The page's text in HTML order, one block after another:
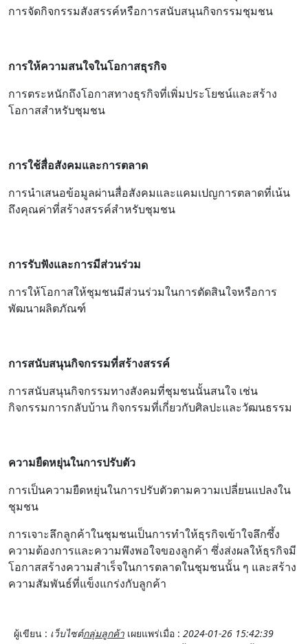
การจัดกิจกรรมสังสรรค์หรือการสนับสนุนกิจกรรมชุมชน
การให้ความสนใจในโอกาสธุรกิจ
การตระหนักถึงโอกาสทางธุรกิจที่เพิ่มประโยชน์และสร้าง
โอกาสสำหรับชุมชน
การใช้สื่อสังคมและการตลาด
การนำเสนอข้อมูลผ่านสื่อสังคมและแคมเปญการตลาดที่เน้น
ถึงคุณค่าที่สร้างสรรค์สำหรับชุมชน
การรับฟังและการมีส่วนร่วม
การให้โอกาสให้ชุมชนมีส่วนร่วมในการตัดสินใจหรือการ
พัฒนาผลิตภัณฑ์
การสนับสนุนกิจกรรมที่สร้างสรรค์
การสนับสนุนกิจกรรมทางสังคมที่ชุมชนนั้นสนใจ เช่น
กิจกรรมการกลับบ้าน กิจกรรมที่เกี่ยวกับศิลปะและวัฒนธรรม
ความยืดหยุ่นในการปรับตัว
การเป็นความยืดหยุ่นในการปรับตัวตามความเปลี่ยนแปลงใน
ชุมชน
การเจาะลึกลูกค้าในชุมชนเป็นการทำให้ธุรกิจเข้าใจลึกซึ้ง
ความต้องการและความพึงพอใจของลูกค้า ซึ่งส่งผลให้ธุรกิจมี
โอกาสสร้างความสำเร็จในการตลาดในชุมชนนั้น ๆ และสร้าง
ความสัมพันธ์ที่แข็งแกร่งกับลูกค้า
ผู้เขียน : เว็บไซต์กลุ่มลูกค้า เผยแพร่เมื่อ : 2024-01-26 15:42:39